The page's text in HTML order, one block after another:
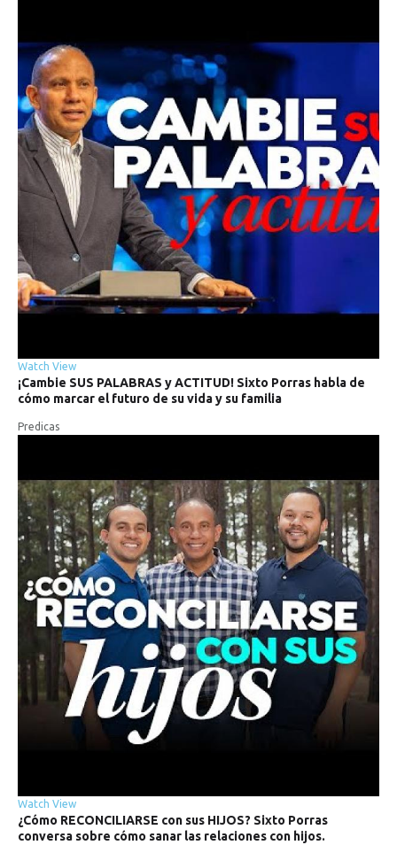
Watch View
¡Cambie SUS PALABRAS yACTITUD! Sixto Porras habla de
cómo marcar el futuro de suviday su familia
Predicas
Watch View
¿Cómo RECONCILIARSE con sus HIJOS? Sixto Porras
conversa sobre cómo sanar las relaciones con hijos.